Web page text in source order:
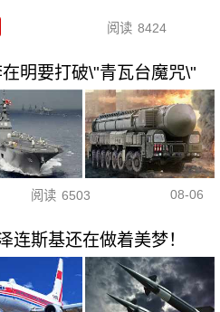
阅读 8424
明要打破\"青瓦台魔咒\"
阅读 6503 08-06
连斯基还在做着美梦！